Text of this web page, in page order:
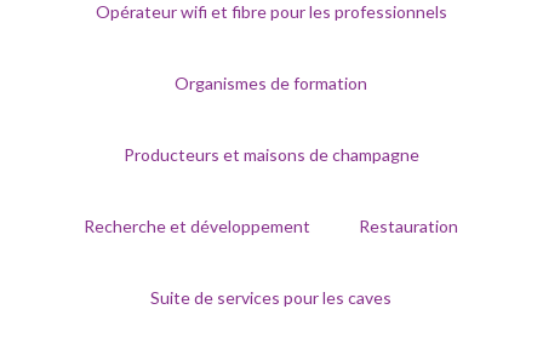
Opérateur wifi et fibre pour les professionnels
Organismes de formation
Producteurs et maisons de champagne
Recherche et développement Restauration
Suite de services pour les caves